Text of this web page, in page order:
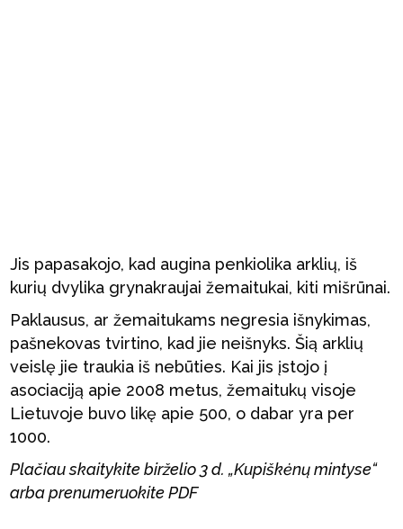
Jis papasakojo, kad augina penkiolika arklių, iš
kurių dvylika grynakraujai žemaitukai, kiti mišrūnai.
Paklausus, ar žemaitukams negresia išnykimas,
pašnekovas tvirtino, kad jie neišnyks. Šią arklių
veislę jie traukia iš nebūties. Kai jis įstojo į
asociaciją apie 2008 metus, žemaitukų visoje
Lietuvoje buvo likę apie 500, o dabar yra per
1000.
Plačiau skaitykite birželio 3 d. „Kupiškėnų mintyse“
arba prenumeruokite PDF